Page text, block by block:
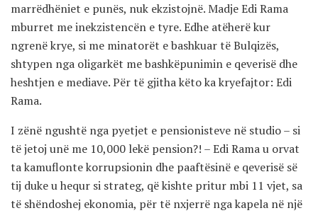
marrëdhëniet e punës, nuk ekzistojnë. Madje Edi Rama
mburret me inekzistencën e tyre. Edhe atëherë kur
ngrenë krye, si me minatorët e bashkuar të Bulqizës,
shtypen nga oligarkët me bashkëpunimin e qeverisë dhe
heshtjen e mediave. Për të gjitha këto ka kryefajtor: Edi
Rama.
I zënë ngushtë nga pyetjet e pensionisteve në studio – si
të jetoj unë me 10,000 lekë pension?! – Edi Rama u orvat
ta kamuflonte korrupsionin dhe paaftësinë e qeverisë së
tij duke u hequr si strateg, që kishte pritur mbi 11 vjet, sa
të shëndoshej ekonomia, për të nxjerrë nga kapela në një